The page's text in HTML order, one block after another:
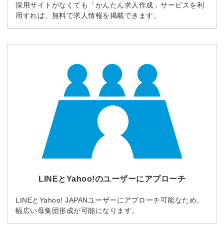
採用サイトがなくても「かんたん求人作成」サービスを利
用すれば、無料で求人情報を掲載できます。
LINEとYahoo!のユーザーにアプローチ
LINEとYahoo! JAPANユーザーにアプローチ可能なため、
幅広い母集団形成が可能になります。